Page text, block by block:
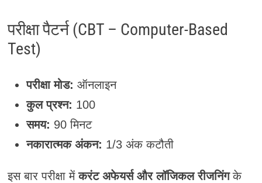
परीक्षा पैटर्न (CBT – Computer-Based
Test)
परीक्षा मोड: ऑनलाइन
कुल प्रश्न: 100
समय: 90 मिनट
नकारात्मक अंकन: 1/3 अंक कटौती
इस बार परीक्षा मेंकरंट अफेयर्स और लॉजिकल रीजनिंगके